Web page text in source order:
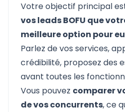
Votre objectif principal
vos leads BOFU que
meilleure option pour
Parlez de vos services,
crédibilité, proposez des
avant toutes les
Vous pouvez comparer
de vos concurrents, ce